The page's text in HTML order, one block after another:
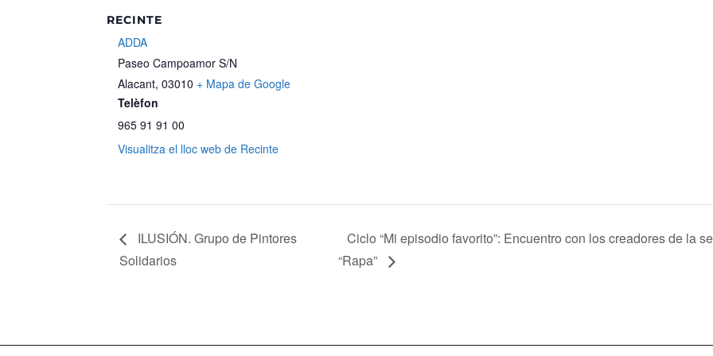
RECINTE
ADDA
Paseo Campoamor S/N
Alacant, 03010 + Mapa de Google
Telèfon
965 91 91 00
Visualitza el lloc web de Recinte
ILUSIÓN. Grupo de Pintores
Solidarios
Ciclo “Mi episodio favorito”: Encuentro con los creadores de la
“Rapa”
Mapa web Política de Privacidad Politica de cookies